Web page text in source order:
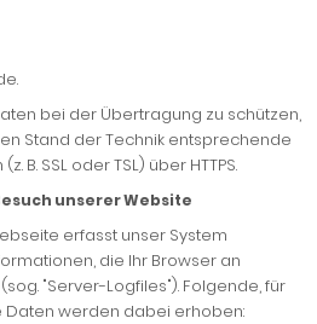
bei der Übertragung zu schützen,
Stand der Technik entsprechende
B. SSL oder TSL) über HTTPS.
unserer Website
erfasst unser System
die Ihr Browser an
"Server-Logfiles"). Folgende, für
werden dabei erhoben: